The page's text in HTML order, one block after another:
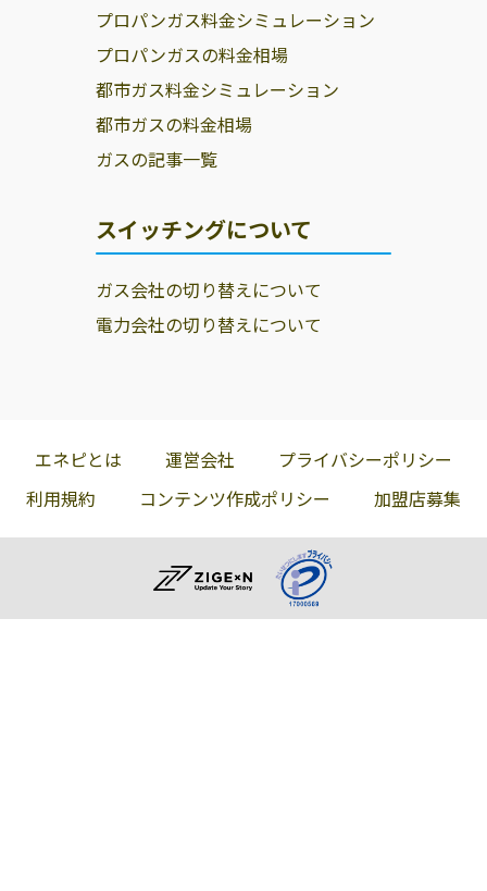
プロパンガス料金シミュレーション
プロパンガスの料金相場
都市ガス料金シミュレーション
都市ガスの料金相場
ガスの記事一覧
スイッチングについて
ガス会社の切り替えについて
電力会社の切り替えについて
エネピとは 運営会社
プライバシーポリシー
利用規約
コンテンツ作成ポリシー 加盟店募集